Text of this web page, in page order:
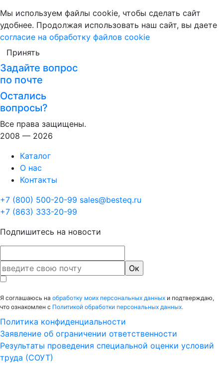
Мы используем файлы cookie, чтобы сделать сайт
удобнее. Продолжая использовать наш сайт, вы даете
согласие на обработку файлов cookie
Принять
Задайте вопрос
по почте
Остались
вопросы?
Все права защищены.
2008 — 2026
Каталог
О нас
Контакты
+7 (800) 500-20-99 sales@besteq.ru
+7 (863) 333-20-99
Подпишитесь на новости
Я соглашаюсь на обработку моих персональных данных и подтверждаю,
что ознакомлен с Политикой обработки персональных данных.
Политика конфиденциальности
Заявление об ограничении ответственности
Результаты проведения специальной оценки условий
труда (СОУТ)